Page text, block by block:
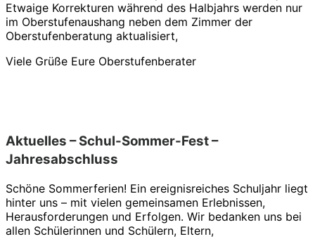
Etwaige Korrekturen während des Halbjahrs werden nur
im Oberstufenaushang neben dem Zimmer der
Oberstufenberatung aktualisiert,
Viele Grüße Eure Oberstufenberater
Aktuelles – Schul-Sommer-Fest –
Jahresabschluss
Schöne Sommerferien! Ein ereignisreiches Schuljahr liegt
hinter uns – mit vielen gemeinsamen Erlebnissen,
Herausforderungen und Erfolgen. Wir bedanken uns bei
allen Schülerinnen und Schülern, Eltern,